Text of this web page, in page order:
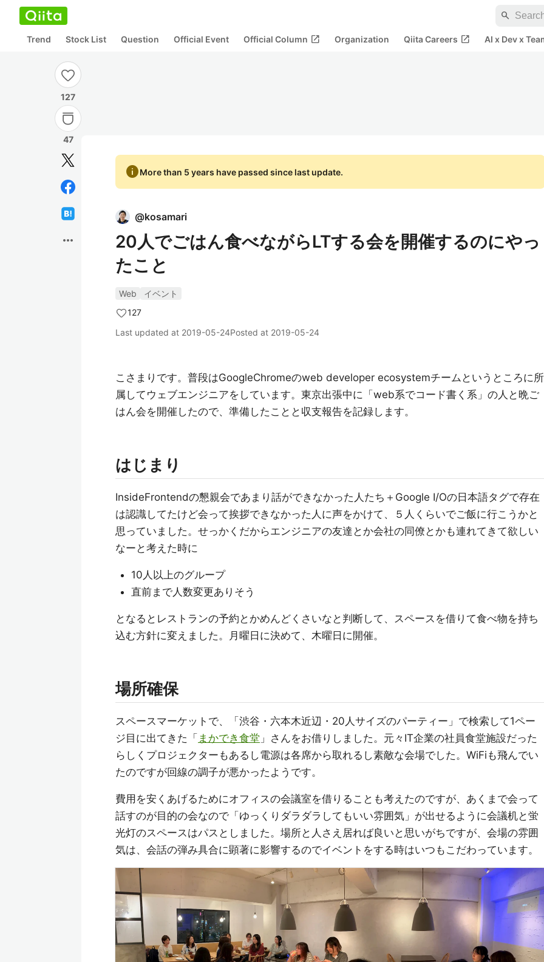
search
Trend Stock List Question Official Event Official Column open_in_new Organization Qiita Careers open_in_new AI x Dev x
127
47
more_horiz
infoMore than 5 years have passed since last update.
@kosamari
20人でごはん食べながらLTする会を開催するのにやっ
たこと
Web
イベント
127
Last updated at 2019-05-24Posted at 2019-05-24
こさまりです。普段はGoogleChromeのweb developer ecosystemチームというところに所
属してウェブエンジニアをしています。東京出張中に「web系でコード書く系」の人と晩ご
はん会を開催したので、準備したことと収支報告を記録します。
はじまり
InsideFrontendの懇親会であまり話ができなかった人たち＋Google I/Oの日本語タグで存在
は認識してたけど会って挨拶できなかった人に声をかけて、５人くらいでご飯に行こうかと
思っていました。せっかくだからエンジニアの友達とか会社の同僚とかも連れてきて欲しい
なーと考えた時に
10人以上のグループ
直前まで人数変更ありそう
となるとレストランの予約とかめんどくさいなと判断して、スペースを借りて食べ物を持ち
込む方針に変えました。月曜日に決めて、木曜日に開催。
場所確保
スペースマーケットで、「渋谷・六本木近辺・20人サイズのパーティー」で検索して1ペー
ジ目に出てきた「 まかでき食堂 」さんをお借りしました。元々IT企業の社員食堂施設だった
らしくプロジェクターもあるし電源は各席から取れるし素敵な会場でした。WiFiも飛んでい
たのですが回線の調子が悪かったようです。
費用を安くあげるためにオフィスの会議室を借りることも考えたのですが、あくまで会って
話すのが目的の会なので「ゆっくりダラダラしてもいい雰囲気」が出せるように会議机と蛍
光灯のスペースはパスとしました。場所と人さえ居れば良いと思いがちですが、会場の雰囲
気は、会話の弾み具合に顕著に影響するのでイベントをする時はいつもこだわっています。